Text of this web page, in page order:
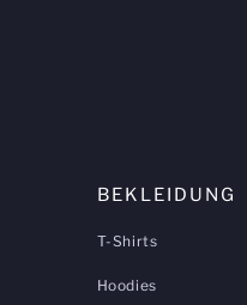
BEKLEIDUNG
T-Shirts
Hoodies